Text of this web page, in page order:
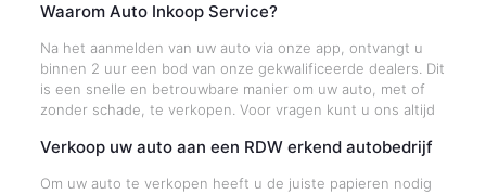
Waarom Auto Inkoop Service?
Na het aanmelden van uw auto via onze app, ontvangt u
binnen 2 uur een bod van onze gekwalificeerde dealers. Dit
is een snelle en betrouwbare manier om uw auto, met of
zonder schade, te verkopen. Voor vragen kunt u ons altijd
Verkoop uw auto aan een RDW erkend autobedrijf
Om uw auto te verkopen heeft u de juiste papieren nodig